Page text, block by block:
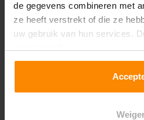
de gegevens combineren met
ze heeft verstrekt of die ze
uw gebruik van hun services.
draagkrachten?
experts werken het graag